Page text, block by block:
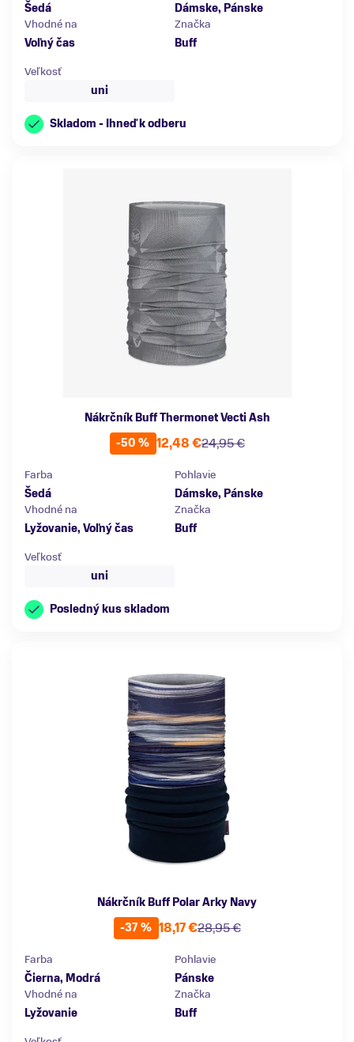
Šedá
Dámske, Pánske
Vhodné na
Voľný čas
Značka
Buff
Veľkosť
uni
Skladom - Ihneď k odberu
Nákrčník Buff Thermonet Vecti Ash
-50 %
24,95 €
12,48 €
Farba
Šedá
Pohlavie
Dámske, Pánske
Vhodné na
Lyžovanie, Voľný čas
Značka
Buff
Veľkosť
uni
Posledný kus skladom
Nákrčník Buff Polar Arky Navy
-37 %
28,95 €
18,17 €
Farba
Čierna, Modrá
Pohlavie
Pánske
Vhodné na
Lyžovanie
Značka
Buff